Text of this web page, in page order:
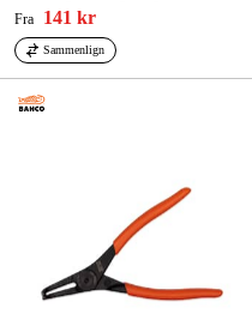
Fra
141 kr
Sammenlign